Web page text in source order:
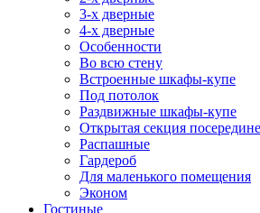
3-х дверные
4-х дверные
Особенности
Во всю стену
Встроенные шкафы-купе
Под потолок
Раздвижные шкафы-купе
Открытая секция посередине
Распашные
Гардероб
Для маленького помещения
Эконом
Гостиные